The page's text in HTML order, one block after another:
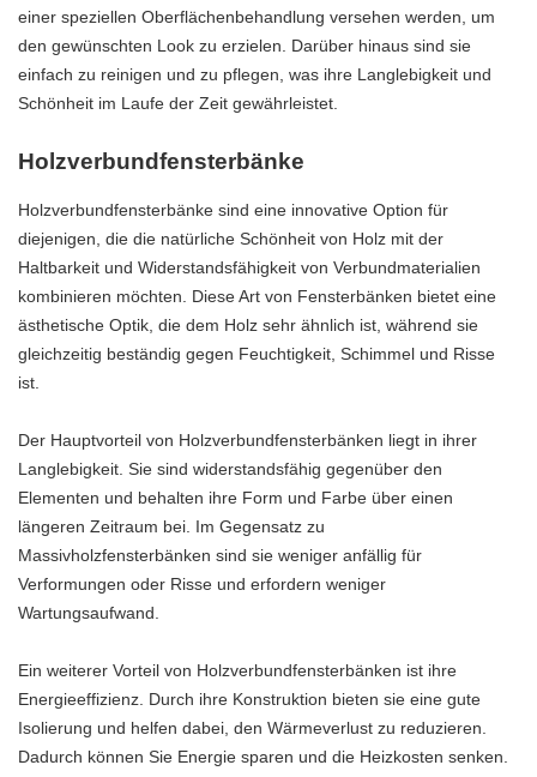
einer speziellen Oberflächenbehandlung versehen werden, um
den gewünschten Look zu erzielen. Darüber hinaus sind sie
einfach zu reinigen und zu pflegen, was ihre Langlebigkeit und
Schönheit im Laufe der Zeit gewährleistet.
Holzverbundfensterbänke
Holzverbundfensterbänke sind eine innovative Option für
diejenigen, die die natürliche Schönheit von Holz mit der
Haltbarkeit und Widerstandsfähigkeit von Verbundmaterialien
kombinieren möchten. Diese Art von Fensterbänken bietet eine
ästhetische Optik, die dem Holz sehr ähnlich ist, während sie
gleichzeitig beständig gegen Feuchtigkeit, Schimmel und Risse
ist.
Der Hauptvorteil von Holzverbundfensterbänken liegt in ihrer
Langlebigkeit. Sie sind widerstandsfähig gegenüber den
Elementen und behalten ihre Form und Farbe über einen
längeren Zeitraum bei. Im Gegensatz zu
Massivholzfensterbänken sind sie weniger anfällig für
Verformungen oder Risse und erfordern weniger
Wartungsaufwand.
Ein weiterer Vorteil von Holzverbundfensterbänken ist ihre
Energieeffizienz. Durch ihre Konstruktion bieten sie eine gute
Isolierung und helfen dabei, den Wärmeverlust zu reduzieren.
Dadurch können Sie Energie sparen und die Heizkosten senken.